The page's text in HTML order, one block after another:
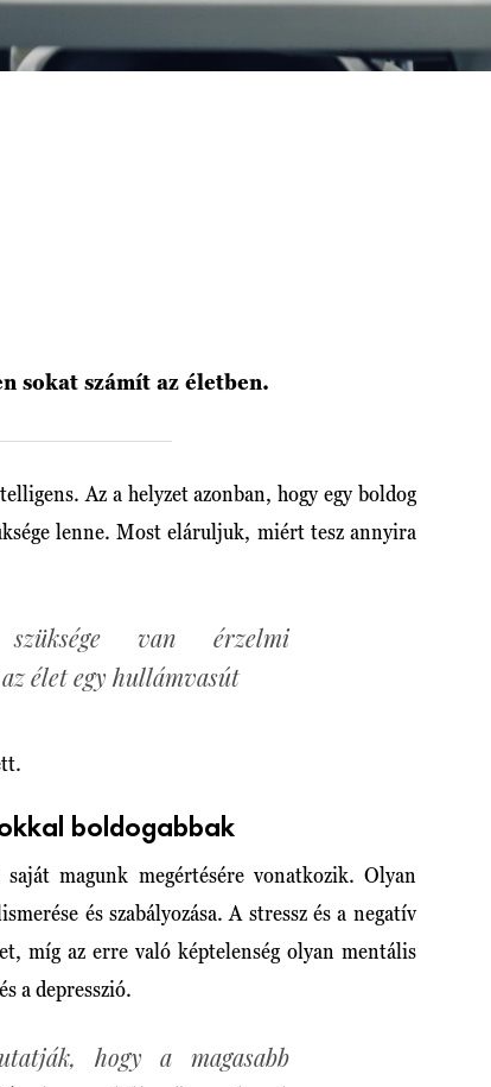
sokat számít az életben.
Az a helyzet azonban, hogy egy boldog
lenne. Most eláruljuk, miért tesz annyira
szüksége van érzelmi
élet egy hullámvasút
boldogabbak
magunk megértésére vonatkozik. Olyan
és szabályozása. A stressz és a negatív
míg az erre való képtelenség olyan mentális
a depresszió.
hogy a magasabb